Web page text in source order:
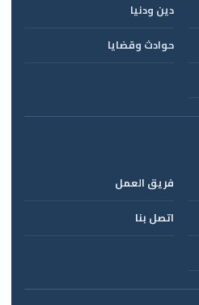
دين ودنيا
حوادث وقضايا
فريق العمل
اتصل بنا